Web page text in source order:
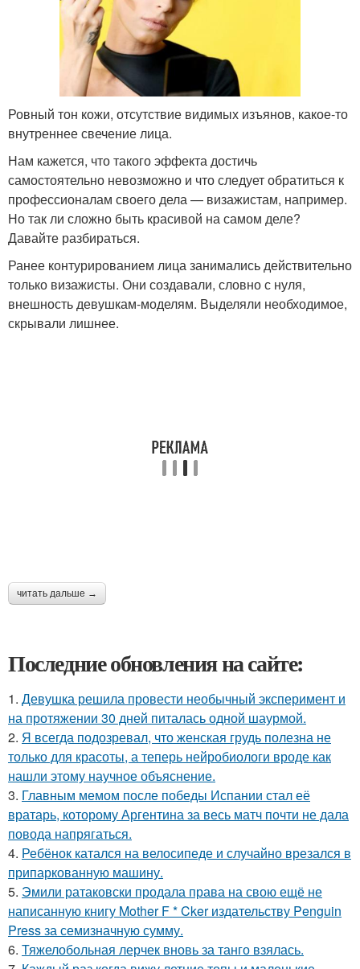
Ровный тон кожи, отсутствие видимых изъянов, какое-то
внутреннее свечение лица.
Нам кажется, что такого эффекта достичь
самостоятельно невозможно и что следует обратиться к
профессионалам своего дела — визажистам, например.
Но так ли сложно быть красивой на самом деле?
Давайте разбираться.
Ранее контурированием лица занимались действительно
только визажисты. Они создавали, словно с нуля,
внешность девушкам-моделям. Выделяли необходимое,
скрывали лишнее.
читать дальше →
Последние обновления на сайте:
1. Девушка решила провести необычный эксперимент и
на протяжении 30 дней питалась одной шаурмой.
2. Я всегда подозревал, что женская грудь полезна не
только для красоты, а теперь нейробиологи вроде как
нашли этому научное объяснение.
3. Главным мемом после победы Испании стал её
вратарь, которому Аргентина за весь матч почти не дала
повода напрягаться.
4. Ребёнок катался на велосипеде и случайно врезался в
припаркованную машину.
5. Эмили ратаковски продала права на свою ещё не
написанную книгу Mother F * Cker издательству Penguin
Press за семизначную сумму.
6. Тяжелобольная лерчек вновь за танго взялась.